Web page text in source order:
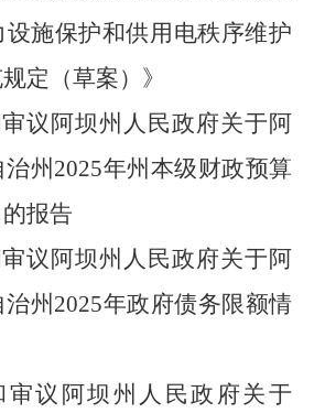
设施保护和供用电秩序维护
定（草案）》
议阿坝州人民政府关于阿
州 2025年州本级财政预算
报告
议阿坝州人民政府关于阿
州 2025年政府债务限额情
审议阿坝州人民政府关于